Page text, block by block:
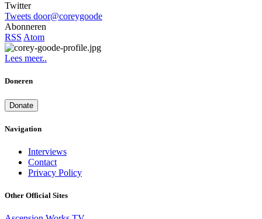
Twitter
Tweets door@coreygoode
Abonneren
RSS Atom
Lees meer..
Doneren
Donate
Navigation
Interviews
Contact
Privacy Policy
Other Official Sites